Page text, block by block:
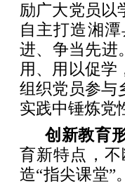
励广大党员以
自主打造湘
进、争当先进
用、用以促学
组织党员参与
实践中锤炼党
创新教育
育新特点，
造“指尖课堂”